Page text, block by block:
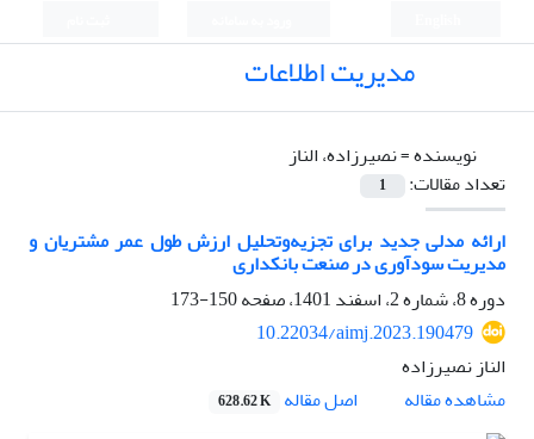
مدیریت اطلاعات
نویسنده =نصیرزاده، الناز
تعداد مقالات:
1
ارائه مدلی جدید برای تجزیه‌وتحلیل ارزش طول عمر مشتریان و
مدیریت سودآوری در صنعت بانکداری
دوره 8، شماره 2، اسفند 1401، صفحه
150-173
10.22034/aimj.2023.190479
الناز نصیرزاده
مشاهده مقاله
اصل مقاله 628.62 K